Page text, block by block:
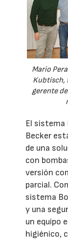
Mario
Kubtisch,
gerente
El sistema
Becker
de una
con
versión
parcial.
sistema
y una
un equipo
higiénico,